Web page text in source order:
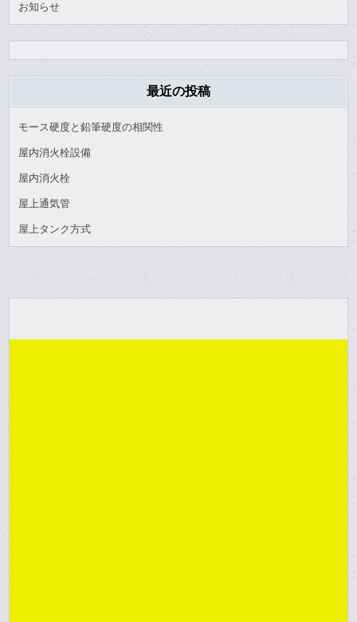
お知らせ
最近の投稿
モース硬度と鉛筆硬度の相関性
屋内消火栓設備
屋内消火栓
屋上通気管
屋上タンク方式